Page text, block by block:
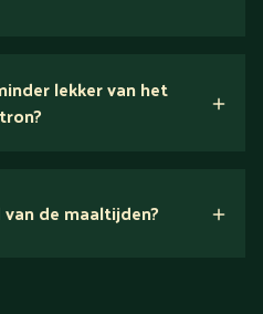
lekker van het
de maaltijden?